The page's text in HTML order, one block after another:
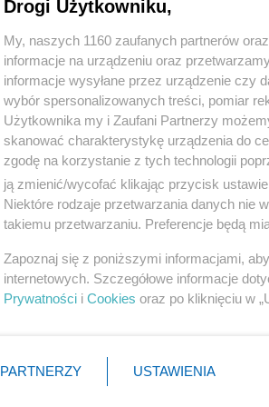
Polityka
PiS
Rząd
NATO
KO
Drogi Użytkowniku,
My, naszych 1160 zaufanych partnerów
informacje na urządzeniu oraz
informacje wysyłane przez urządzenie czy
wybór spersonalizowanych treści, pomiar
Użytkownika my i Zaufani Partnerzy
skanować charakterystykę urządzenia do
zgodę na korzystanie z tych technologii
ją zmienić/wycofać klikając przycisk
Niektóre rodzaje przetwarzania danych nie
takiemu przetwarzaniu. Preferencje będą
Zapoznaj się z poniższymi informacjami,
internetowych. Szczegółowe informacje
Prywatności i Cookies oraz po kliknięciu w
PARTNERZY USTAWIENIA